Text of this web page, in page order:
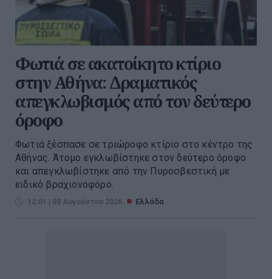
Φωτιά σε ακατοίκητο κτίριο
στην Αθήνα: Δραματικός
απεγκλωβισμός από τον δεύτερο
όροφο
Φωτιά ξέσπασε σε τριώροφο κτίριο στο κέντρο της
Αθήνας. Άτομο εγκλωβίστηκε στον δεύτερο όροφο
και απεγκλωβίστηκε από την Πυροσβεστική με
ειδικό βραχιονοφόρο.
12:01 | 08 Αυγούστου 2026 Ελλάδα